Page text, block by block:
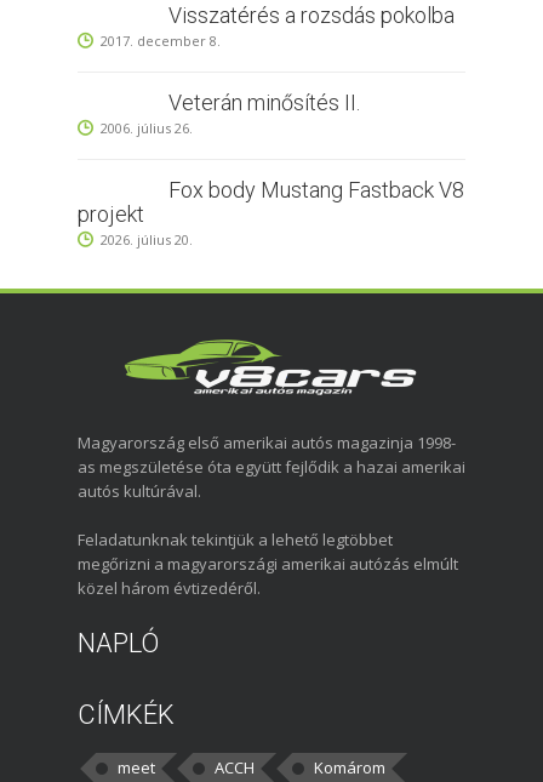
Visszatérés a rozsdás pokolba
2017. december 8.
Veterán minősítés II.
2006. július 26.
Fox body Mustang Fastback V8
projekt
2026. július 20.
Magyarország első amerikai autós magazinja 1998-
as megszületése óta együtt fejlődik a hazai amerikai
autós kultúrával.
Feladatunknak tekintjük a lehető legtöbbet
megőrizni a magyarországi amerikai autózás elmúlt
közel három évtizedéről.
NAPLÓ
CÍMKÉK
meet ACCH Komárom